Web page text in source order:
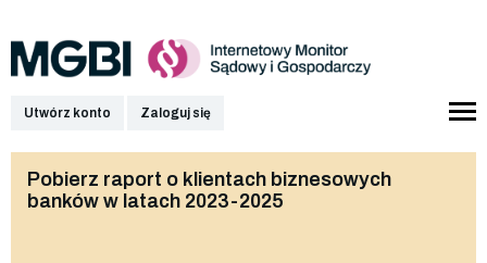
Utwórz konto Zaloguj się
Pobierz raport o klientach biznesowych
banków w latach 2023-2025